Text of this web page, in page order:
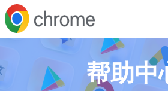
帮助中